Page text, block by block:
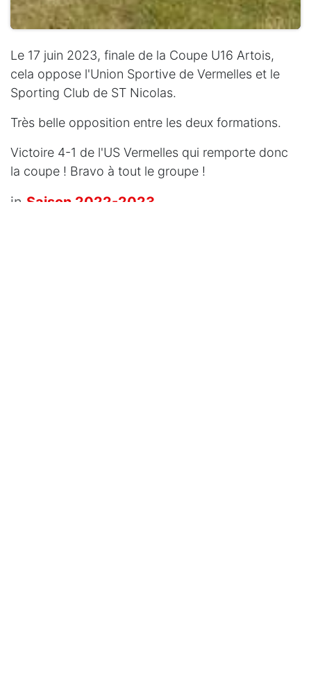
Le 17 juin 2023, finale de la Coupe U16 Artois,
cela oppose l'Union Sportive de Vermelles et le
Sporting Club de ST Nicolas.
Très belle opposition entre les deux formations.
Victoire 4-1 de l'US Vermelles qui remporte donc
la coupe ! Bravo à tout le groupe !
in Saison 2022-2023